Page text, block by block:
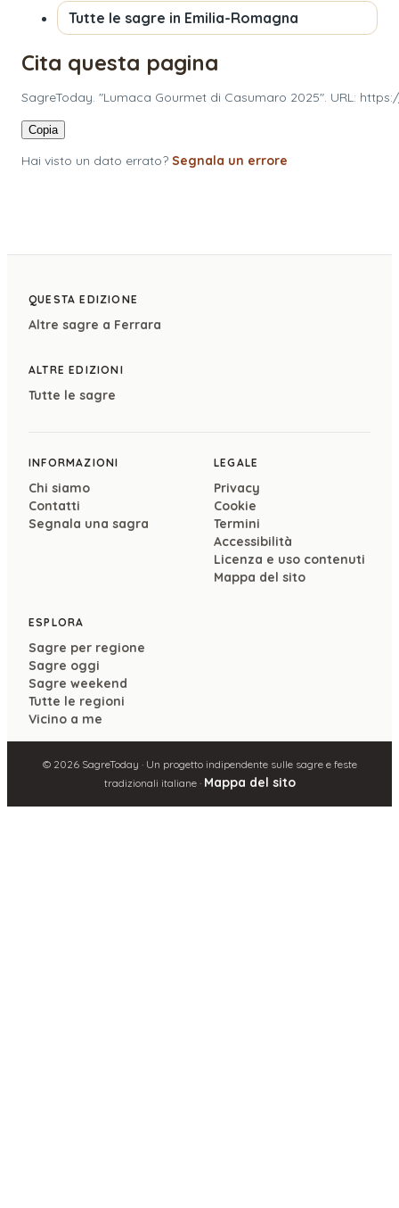
Tutte le sagre in Emilia-Romagna
Cita questa pagina
SagreToday. "Lumaca Gourmet di Casumaro 2025". URL:
Copia
Hai visto un dato errato? Segnala un errore
QUESTA EDIZIONE
Altre sagre a Ferrara
ALTRE EDIZIONI
Tutte le sagre
INFORMAZIONI
Chi siamo
Contatti
Segnala una sagra
LEGALE
Privacy
Cookie
Termini
Accessibilità
Licenza e uso contenuti
Mappa del sito
ESPLORA
Sagre per regione
Sagre oggi
Sagre weekend
Tutte le regioni
Vicino a me
© 2026SagreToday · Un progetto indipendente sulle sagre e feste
tradizionali italiane · Mappa del sito